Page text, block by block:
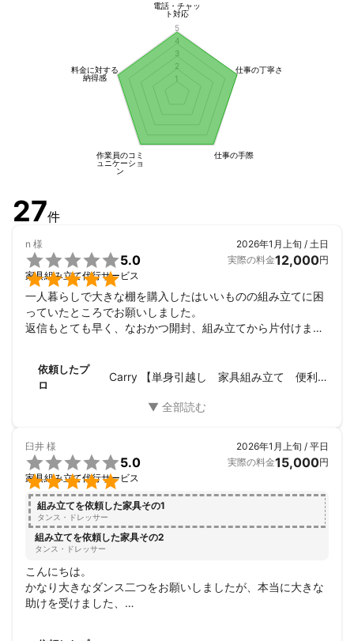
車両　軽バンやトラックでリーズナブル
これまでの積み上げてきた経験を活かし
皆様のお役に立てます様に
精一杯お力を添えさせていただきます🙇
なんでも大丈夫ですので、まずは私にお問い合わせください🙇‍♂️
電話・チャッ
ト対応
仕事の丁寧さ
仕事の手際
作業員のコミ
ュニケーショ
ン
料金に対する
納得感
1
2
3
4
5
27件
n 様


5.0
家具組み立て代行サービス
2026年1月上旬 / 土日
実際の料金12,000円
一人暮らしで大きな棚を購入したはいいものの組み立てに困
っていたところでお願いしました。
返信もとても早く、なおかつ開封、組み立てから片付けまで
依頼したプ
ロ
Carry 【単身引越し 家具組み立て 便利屋】
臼井 様


5.0
家具組み立て代行サービス
2026年1月上旬 / 平日
実際の料金15,000円
組み立てを依頼した家具その1
タンス・ドレッサー
組み立てを依頼した家具その2
タンス・ドレッサー
こんにちは。
かなり大きなダンス二つをお願いしましたが、本当に大きな
助けを受けました、